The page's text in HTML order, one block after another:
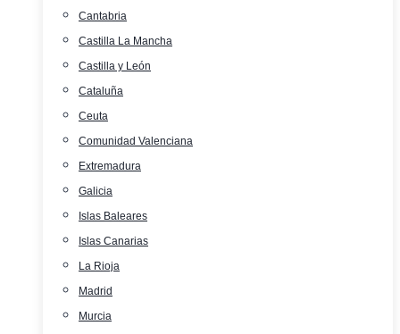
Cantabria
Castilla La Mancha
Castilla y León
Cataluña
Ceuta
Comunidad Valenciana
Extremadura
Galicia
Islas Baleares
Islas Canarias
La Rioja
Madrid
Murcia